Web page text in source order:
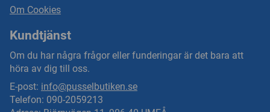
Om Cookies
Kundtjänst
Om du har några frågor eller funderingar är det bara att
höra av dig till oss.
E-post: info@pusselbutiken.se
Telefon: 090-2059213